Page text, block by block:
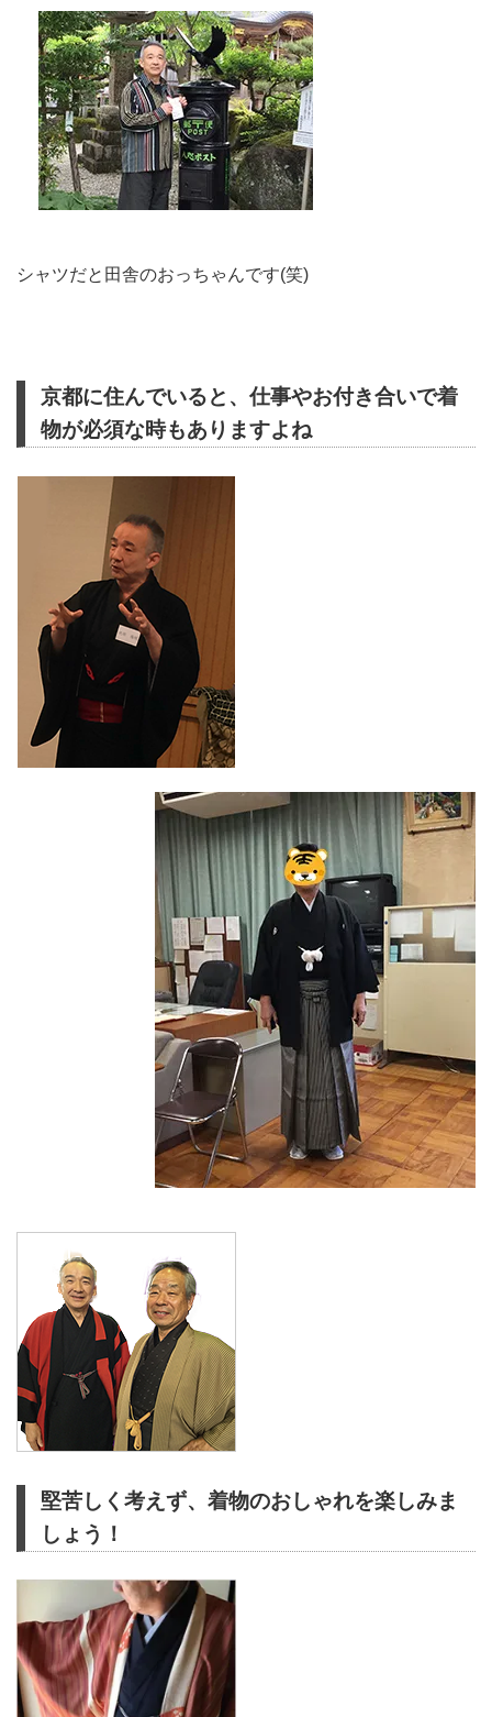
シャツだと田舎のおっちゃんです(笑)
京都に住んでいると、仕事やお付き合いで着
物が必須な時もありますよね
堅苦しく考えず、着物のおしゃれを楽しみま
しょう！